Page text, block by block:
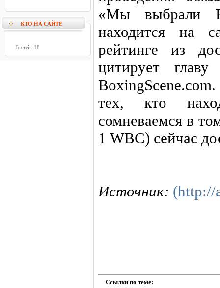
КТО НА САЙТЕ
Гостей: 18
«Мы выбрали
находится на
рейтинге из
цитирует
тех, кто
сомневаемся в
1 WBC) сейчас
Источник: (http://
Ссылки по теме: